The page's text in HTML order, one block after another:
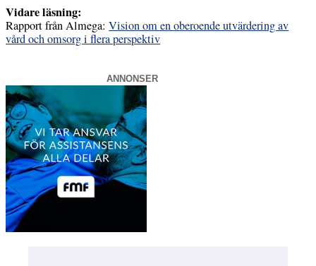
Vidare läsning:
Rapport från Almega:Vision om en oberoende utvärdering av
vård och omsorg i flera perspektiv
ANNONSER